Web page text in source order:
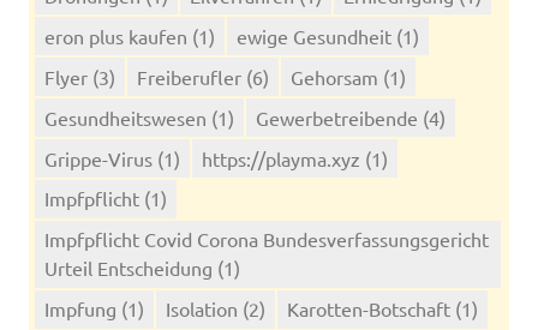
eron plus kaufen (1) ewige Gesundheit (1)
Flyer (3) Freiberufler (6) Gehorsam (1)
Gesundheitswesen (1) Gewerbetreibende (4)
Grippe-Virus (1) https://playma.xyz (1)
Impfpflicht (1)
Impfpflicht Covid Corona Bundesverfassungsgericht
Urteil Entscheidung (1)
Impfung (1) Isolation (2) Karotten-Botschaft (1)